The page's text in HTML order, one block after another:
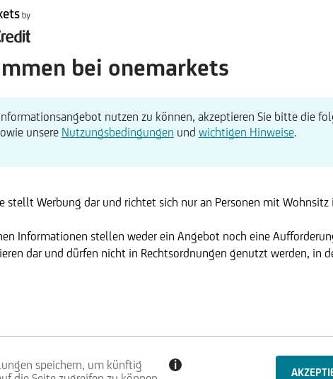
bei onemarkets
nutzen zu können, akzeptieren Sie bitte die
unsere Nutzungsbedingungen und wichtigen Hinweise.
stellt Werbung dar und richtet sich nur an Personen mit Wohnsitz
Informationen stellen weder ein Angebot noch eine
dar und dürfen nicht in Rechtsordnungen genutzt werden, in
speichern, um künftig
i